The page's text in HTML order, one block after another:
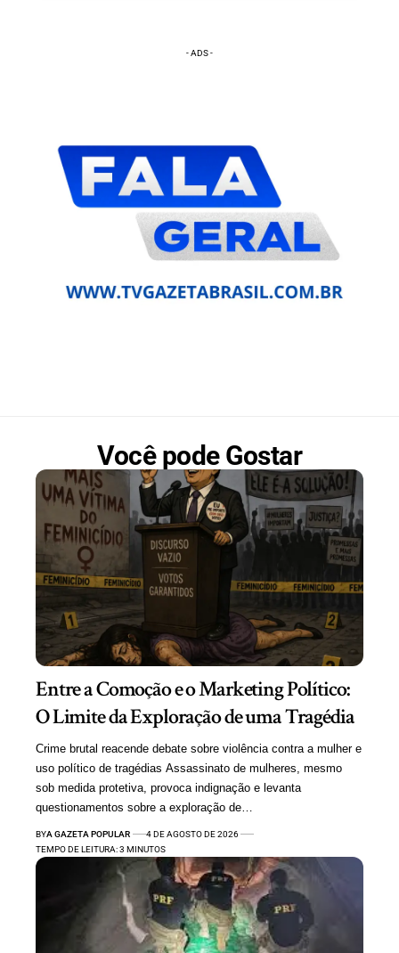
- ADS -
Você pode Gostar
Entre a Comoção e o Marketing Político:
O Limite da Exploração de uma Tragédia
Crime brutal reacende debate sobre violência contra a mulher e
uso político de tragédias Assassinato de mulheres, mesmo
sob medida protetiva, provoca indignação e levanta
questionamentos sobre a exploração de…
BYA GAZETA POPULAR
4 DE AGOSTO DE 2026
TEMPO DE LEITURA: 3 MINUTOS